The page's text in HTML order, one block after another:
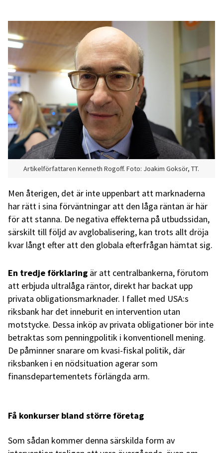
Artikelförfattaren Kenneth Rogoff. Foto: Joakim Goksör, TT.
Men återigen, det är inte uppenbart att marknaderna
har rätt i sina förväntningar att den låga räntan är här
för att stanna. De negativa effekterna på utbudssidan,
särskilt till följd av avglobalisering, kan trots allt dröja
kvar långt efter att den globala efterfrågan hämtat sig.
En tredje förklaring är att centralbankerna, förutom
att erbjuda ultralåga räntor, direkt har backat upp
privata obligationsmarknader. I fallet med USA:s
riksbank har det inneburit en intervention utan
motstycke. Dessa inköp av privata obligationer bör inte
betraktas som penningpolitik i konventionell mening.
De påminner snarare om kvasi-fiskal politik, där
riksbanken i en nödsituation agerar som
finansdepartementets förlängda arm.
Få konkurser bland större företag
Som sådan kommer denna särskilda form av